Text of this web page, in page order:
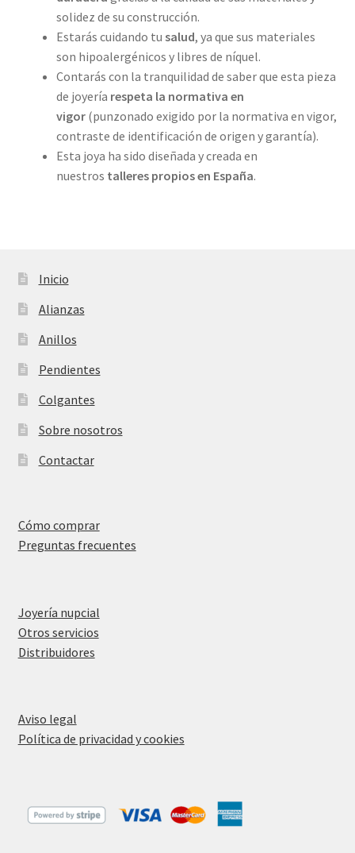
solidez de su construcción.
Estarás cuidando tu salud, ya que sus materiales
son hipoalergénicos y libres de níquel.
Contarás con la tranquilidad de saber que esta pieza
de joyería respeta la normativa en
vigor(punzonado exigido por la normativa en vigor,
contraste de identificación de origen y garantía).
Esta joya ha sido diseñada y creada en
nuestros talleres propios en España.
Inicio
Alianzas
Anillos
Pendientes
Colgantes
Sobre nosotros
Contactar
Cómo comprar
Preguntas frecuentes
Joyería nupcial
Otros servicios
Distribuidores
Aviso legal
Política de privacidad y cookies